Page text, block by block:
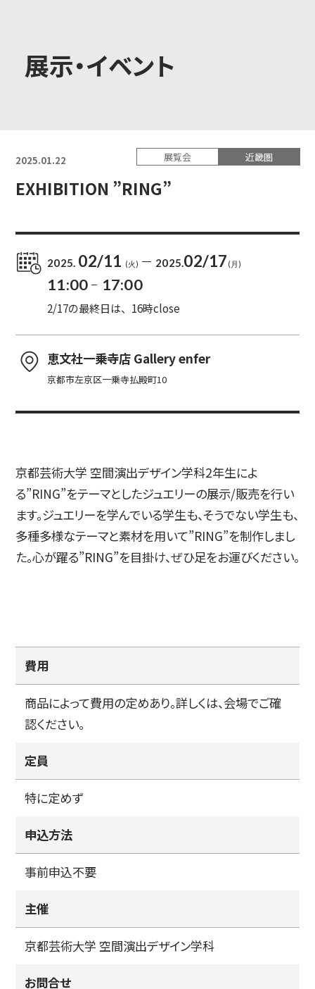
卒業生の方 企業の方
大学院
学生生活・就職
入試情報
简体字
展示・イベント
2025.01.22 展覧会 近畿圏
EXHIBITION ”RING”
2025. 02/11 (火) 2025.02/17 (月)
11:00 17:00
2/17の最終日は、16時close
恵文社一乗寺店 Gallery enfer
京都市左京区一乗寺払殿町10
京都芸術大学 空間演出デザイン学科2年生によ
る”RING”をテーマとしたジュエリーの展示/販売を行い
ます。ジュエリーを学んでいる学生も、そうでない学生も、
多種多様なテーマと素材を用いて”RING”を制作しまし
た。心が躍る”RING”を目掛け、ぜひ足をお運びください。
費用
商品によって費用の定めあり。詳しくは、会場でご確
認ください。
定員
特に定めず
申込方法
事前申込不要
主催
京都芸術大学 空間演出デザイン学科
お問合せ